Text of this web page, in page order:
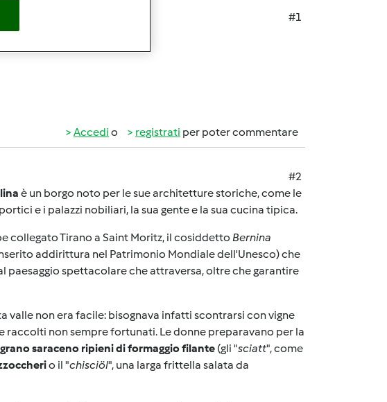
#1
Accedi o registrati per poter commentare
#2
è un borgo noto per le sue architetture storiche, come le
e i palazzi nobiliari, la sua gente e la sua cucina tipica.
collegato Tirano a Saint Moritz, il cosiddetto Bernina
addirittura nel Patrimonio Mondiale dell'Unesco) che
spettacolare che attraversa, oltre che garantire
valle non era facile: bisognava infatti scontrarsi con vigne
non sempre fortunati. Le donne preparavano per la
saraceno ripieni di formaggio filante (gli "sciatt", come
o il "chisciöl", una larga frittella salata da